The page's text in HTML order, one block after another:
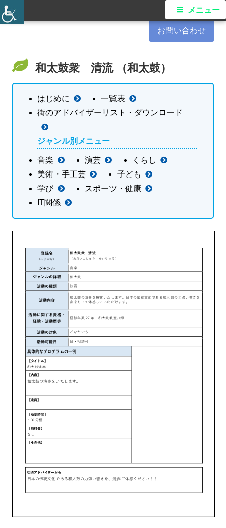
コ
ン
港南区民活動支援センター
お問い合わせ
メ
メニュー
和太鼓衆 清流 （和太鼓）
はじめに
一覧表
街のアドバイザーリスト・ダウンロード
ジャンル別メニュー
音楽 演芸
くらし
美術・手工芸
子ども
学び
スポーツ・健康
IT関係